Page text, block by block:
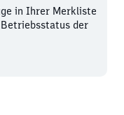
in Ihrer Merkliste
der